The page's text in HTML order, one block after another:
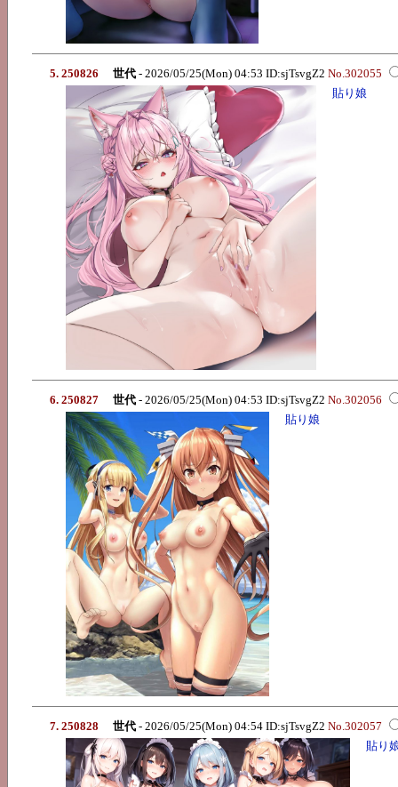
5. 250826 世代 - 2026/05/25(Mon) 04:53 ID:sjTsvgZ2 No.302055
貼り娘
6. 250827 世代 - 2026/05/25(Mon) 04:53 ID:sjTsvgZ2 No.302056
貼り娘
7. 250828 世代 - 2026/05/25(Mon) 04:54 ID:sjTsvgZ2 No.302057
貼り